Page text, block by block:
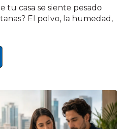
tu casa se siente pesado
El polvo, la humedad,